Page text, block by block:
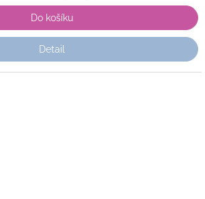
Do košíku
Detail